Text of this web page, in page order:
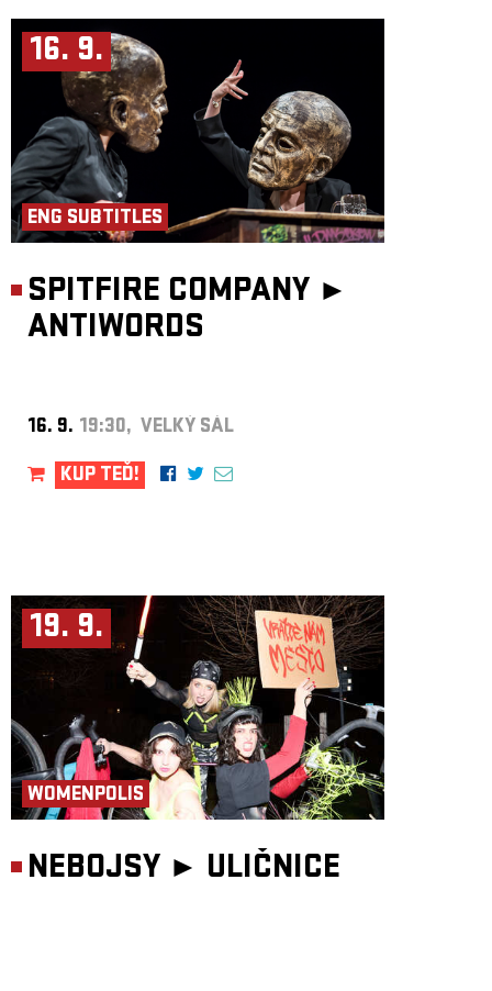
16. 9.
ENG SUBTITLES
SPITFIRE COMPANY ►
ANTIWORDS
16. 9. 19:30, VELKÝ SÁL
KUP TEĎ!
19. 9.
WOMENPOLIS
NEBOJSY ► ULIČNICE